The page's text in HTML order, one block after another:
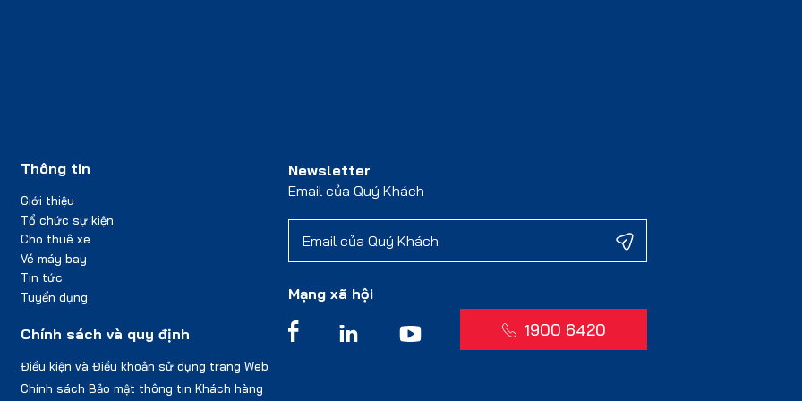
Thông tin
Giới thiệu
Tổ chức sự kiện
Cho thuê xe
Vé máy bay
Tin tức
Tuyển dụng
Chính sách và quy định
Điều kiện và Điều khoản sử dụng trang Web
Chính sách Bảo mật thông tin Khách hàng
Newsletter
Email của Quý Khách
Mạng xã hội
1900 6420